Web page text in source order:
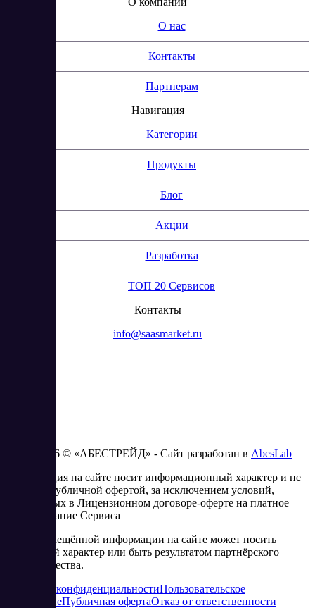
О нас
Контакты
Партнерам
Навигация
Категории
Продукты
Блог
Акции
Разработка
ТОП 20 Сервисов
Контакты
info@saasmarket.ru
2023 - 2026 © «АБЕСТРЕЙД» - Сайт разработан в AbesLab
Информация на сайте носит информационный характер и не
является публичной офертой, за исключением условий,
изложенных в Лицензионном договоре-оферте на платное
использование Сервиса
Часть размещённой информации на сайте может носить
рекламный характер или быть результатом партнёрского
сотрудничества.
Политика конфиденциальностиПользовательское
соглашениеПубличная офертаОтказ от ответственности